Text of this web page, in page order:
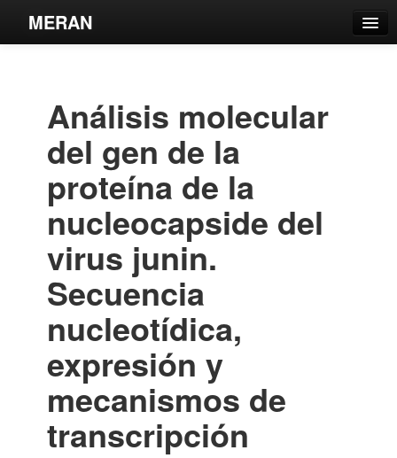
MERAN
Estantes Virtuales
Contacto
Iniciar sesión
Análisis molecular
del gen de la
proteína de la
nucleocapside del
virus junin.
Secuencia
nucleotídica,
expresión y
mecanismos de
transcripción